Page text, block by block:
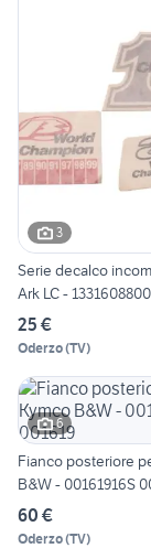
3
Serie decalco
Ark LC - 1331608800
25 €
Oderzo(TV)
6
Fianco posteriore
B&W - 00161916S
60 €
Oderzo(TV)